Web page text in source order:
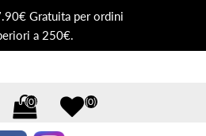
Gratuita per ordini
a 250€.
(0) (0)